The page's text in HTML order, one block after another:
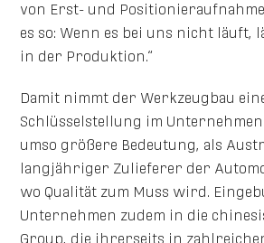
von Erst- und
es so: Wenn es bei uns nicht läuft,
in der Produktion.“
Damit nimmt der Werkzeugbau
Schlüsselstellung im
umso größere Bedeutung, als
langjähriger Zulieferer der
wo Qualität zum Muss wird.
Unternehmen zudem in die
Group, die ihrerseits in